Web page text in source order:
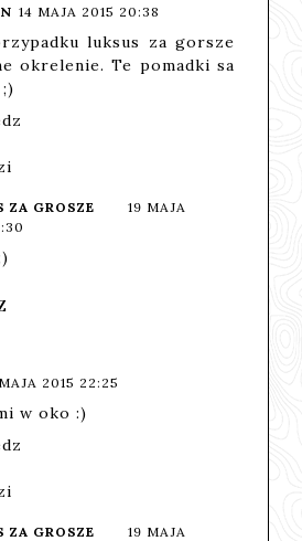
14 MAJA 2015 20:38
luksus za gorsze
okrelenie. Te pomadki sa
ZA GROSZE
19 MAJA
2015 22:25
w oko :)
ZA GROSZE
19 MAJA